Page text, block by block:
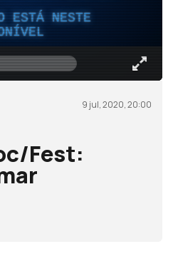
ESTÁ NESTE
9 jul, 2020, 20:00
Fest: